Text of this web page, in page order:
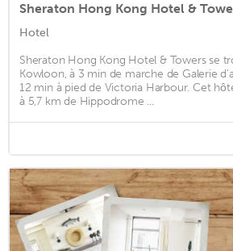
Sheraton Hong Kong Hotel &
Hotel
Sheraton Hong Kong Hotel & Towers se
Kowloon, à 3 min de marche de Galerie
12 min à pied de Victoria Harbour. Cet
à 5,7 km de Hippodrome ...